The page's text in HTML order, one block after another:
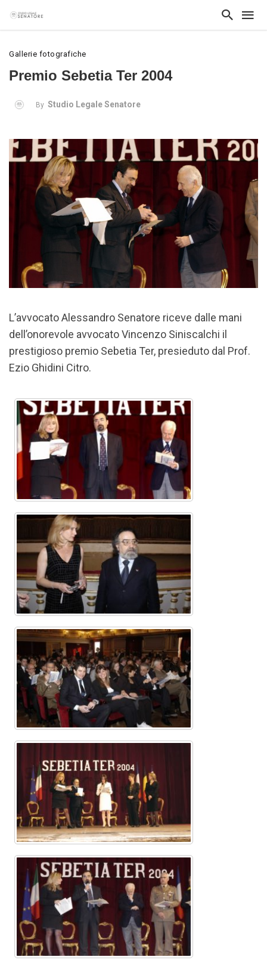
Gallerie fotografiche
Premio Sebetia Ter 2004
By Studio Legale Senatore
L’avvocato Alessandro Senatore riceve dalle mani
dell’onorevole avvocato Vincenzo Siniscalchi il
prestigioso premio Sebetia Ter, presieduto dal Prof.
Ezio Ghidini Citro.